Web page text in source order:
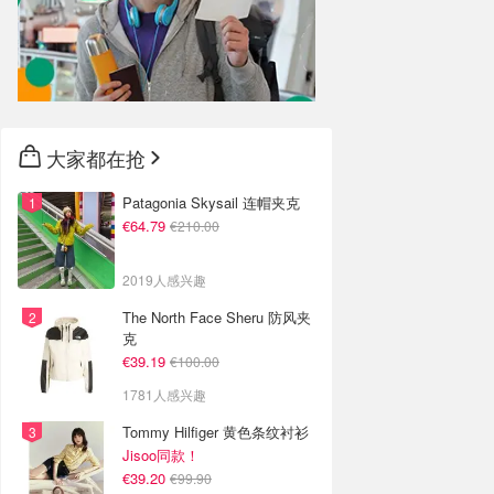
大家都在抢
Patagonia Skysail 连帽夹克
€64.79 €210.00
2019人感兴趣
The North Face Sheru 防风夹
克
€39.19 €100.00
1781人感兴趣
Tommy Hilfiger 黄色条纹衬衫
Jisoo同款！
€39.20 €99.90